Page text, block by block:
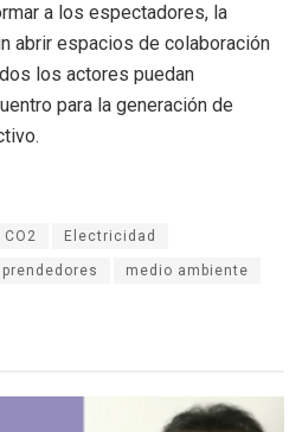
a los espectadores, la
abrir espacios de colaboración
los actores puedan
para la generación de
CO2 Electricidad
medio ambiente